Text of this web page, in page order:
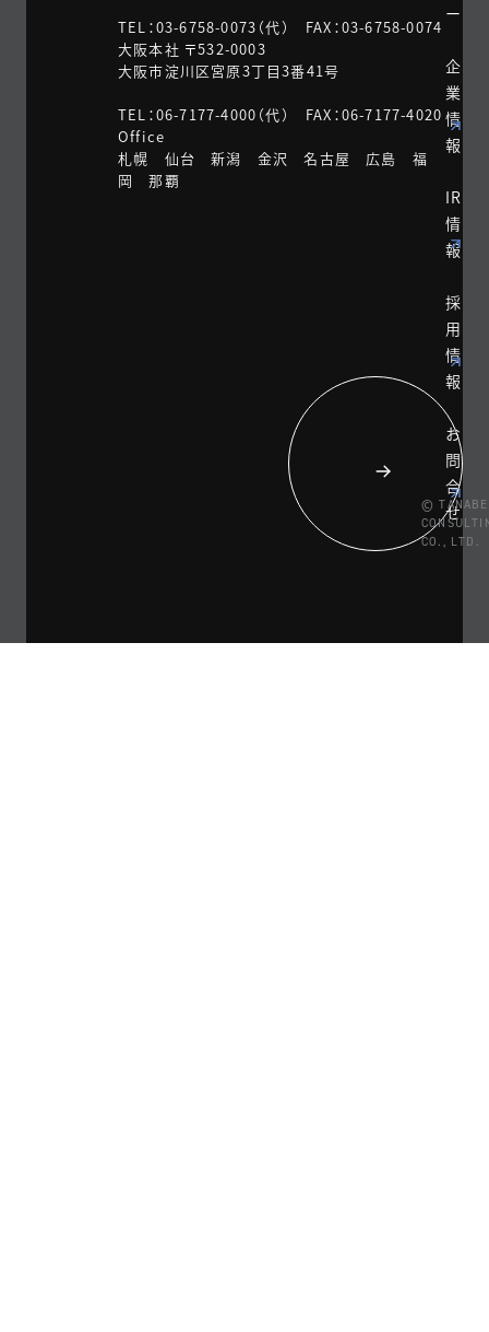
TEL：03-6758-0073（代） FAX：03-6758-0074
大阪本社 〒532-0003
大阪市淀川区宮原3丁目3番41号
TEL：06-7177-4000（代） FAX：06-7177-4020
Office
札幌 仙台 新潟 金沢 名古屋 広島 福
岡 那覇
ー
企
業
情
報
IR
情
報
採
用
情
報
お
問
合
せ
© TANABE
CO., LTD.